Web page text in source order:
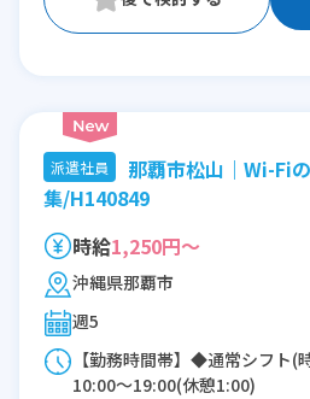
派遣社員
那覇市松山｜Wi-Fi
集/H140849
時給1,250円～
沖縄県那覇市
週5
【勤務時間帯】◆通常シフト(
10:00〜19:00(休憩1:00)